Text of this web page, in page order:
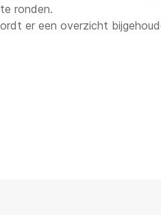
ronden.
er een overzicht